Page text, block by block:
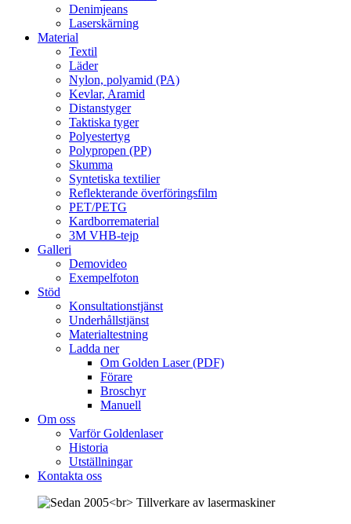
Denimjeans
Laserskärning
Material
Textil
Läder
Nylon, polyamid (PA)
Kevlar, Aramid
Distanstyger
Taktiska tyger
Polyestertyg
Polypropen (PP)
Skumma
Syntetiska textilier
Reflekterande överföringsfilm
PET/PETG
Kardborrematerial
3M VHB-tejp
Galleri
Demovideo
Exempelfoton
Stöd
Konsultationstjänst
Underhållstjänst
Materialtestning
Ladda ner
Om Golden Laser (PDF)
Förare
Broschyr
Manuell
Om oss
Varför Goldenlaser
Historia
Utställningar
Kontakta oss